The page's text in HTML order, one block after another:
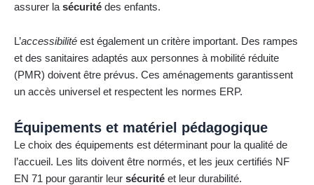
assurer la sécurité des enfants.
L’accessibilité est également un critère important. Des rampes
et des sanitaires adaptés aux personnes à mobilité réduite
(PMR) doivent être prévus. Ces aménagements garantissent
un accès universel et respectent les normes ERP.
Équipements et matériel pédagogique
Le choix des équipements est déterminant pour la qualité de
l’accueil. Les lits doivent être normés, et les jeux certifiés NF
EN 71 pour garantir leur sécurité et leur durabilité.